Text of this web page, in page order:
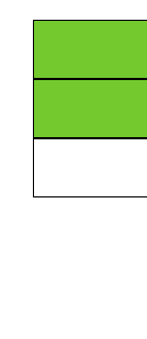
Avautuu
uudessa